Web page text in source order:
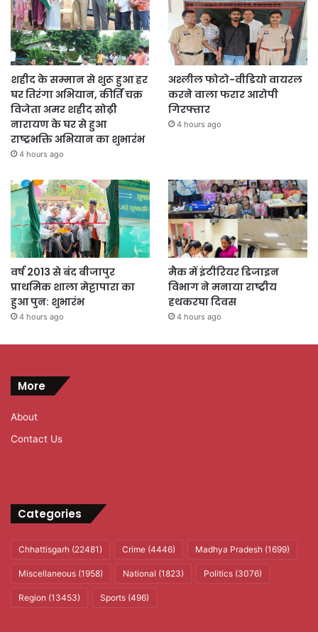
शहीद के सम्मान से शुरू हुआ हर
घर तिरंगा अभियान, कीर्ति चक्र
विजेता अमर शहीद सोढ़ी
नारायण के घर से हुआ
राष्ट्रभक्ति अभियान का शुभारंभ
4 hours ago
अश्लील फोटो-वीडियो वायरल
करने वाला फरार आरोपी
गिरफ्तार
4 hours ago
वर्ष 2013 से बंद बीजापुर
प्राथमिक शाला मेट्टापारा का
हुआ पुन: शुभारंभ
4 hours ago
मैक में इंटीरियर डिजाइन
विभाग ने मनाया राष्ट्रीय
हथकरघा दिवस
4 hours ago
More
About
Contact Us
Categories
Chhattisgarh (22481) Crime (4446) Madhya Pradesh (1699)
Miscellaneous (1958) National (1823) Politics (3076)
Region (13453) Sports (496)